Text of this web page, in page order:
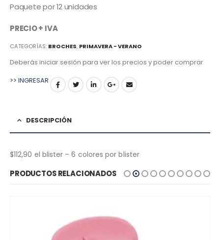
Paquete por 12 unidades
PRECIO + IVA
CATEGORÍAS: BROCHES, PRIMAVERA - VERANO
Deberás iniciar sesión para ver los precios y poder comprar
>> INGRESAR
DESCRIPCIÓN
$112,90 el blister – 6 colores por blister
PRODUCTOS RELACIONADOS